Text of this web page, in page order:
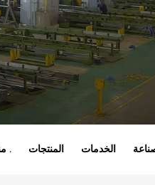
منزل . المنتجات الخدمات